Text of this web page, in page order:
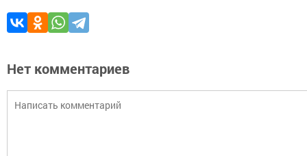
Нет комментариев